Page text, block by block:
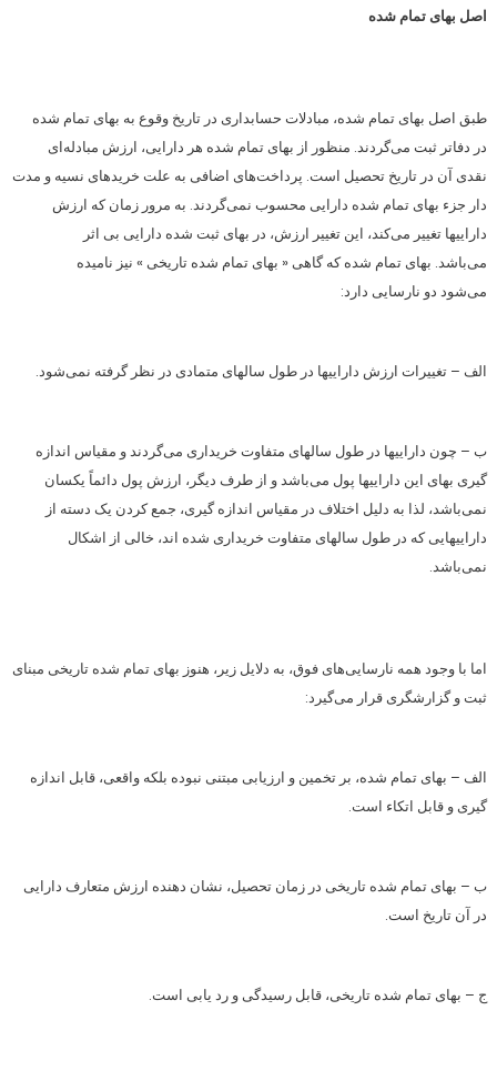
اصل بهای تمام شده
طبق اصل بهای تمام شده، مبادلات حسابداری در تاریخ وقوع به بهای تمام شده
در دفاتر ثبت می‌گردند. منظور از بهای تمام شده هر دارایی، ارزش مبادله‌ای
نقدی آن در تاریخ تحصیل است. پرداخت‌های اضافی به علت خریدهای نسیه و مدت
دار جزء بهای تمام شده دارایی محسوب نمی‌گردند. به مرور زمان که ارزش
داراییها تغییر می‌کند، این تغییر ارزش، در بهای ثبت شده دارایی بی اثر
می‌باشد. بهای تمام شده که گاهی « بهای تمام شده تاریخی » نیز نامیده
می‌شود دو نارسایی دارد:
الف – تغییرات ارزش داراییها در طول سالهای متمادی در نظر گرفته نمی‌شود.
ب – چون داراییها در طول سالهای متفاوت خریداری می‌گردند و مقیاس اندازه
گیری بهای این داراییها پول می‌باشد و از طرف دیگر، ارزش پول دائماً یکسان
نمی‌باشد، لذا به دلیل اختلاف در مقیاس اندازه گیری، جمع کردن یک دسته از
داراییهایی که در طول سالهای متفاوت خریداری شده اند، خالی از اشکال
نمی‌باشد.
اما با وجود همه نارسایی‌های فوق، به دلایل زیر، هنوز بهای تمام شده تاریخی مبنای
ثبت و گزارشگری قرار می‌گیرد:
الف – بهای تمام شده، بر تخمین و ارزیابی مبتنی نبوده بلکه واقعی، قابل اندازه
گیری و قابل اتکاء است.
ب – بهای تمام شده تاریخی در زمان تحصیل، نشان دهنده ارزش متعارف دارایی
در آن تاریخ است.
ج – بهای تمام شده تاریخی، قابل رسیدگی و رد یابی است.